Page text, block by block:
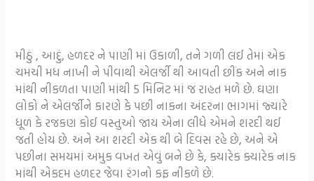
મીઠું , આદું, હળદર ને પાણી માં ઉકાળી, તને ગળી લઈ તેમાં એક
ચમચી મધ નાખી ને પીવાથી એલર્જી થી આવતી છીંક અને નાક
માંથી નીકળતા પાણી માંથી 5 મિનિટ માં જ રાહત મળે છે. ઘણા
લોકો ને એલર્જીને કારણે કે પછી નાકના અંદરના ભાગમાં જ્યારે
ધૂળ કે રજકણ કોઈ વસ્તુઓ જાય એના લીધે એમને શરદી થઈ
જતી હોય છે. અને આ શરદી એક થી બે દિવસ રહે છે, અને એ
પછીના સમયમાં અમુક વખત એવું બને છે કે, ક્યારેક ક્યારેક નાક
માંથી એકદમ હળદર જેવા રંગનો કફ નીકળે છે.